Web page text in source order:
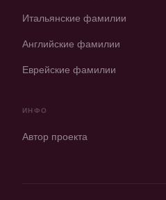
Итальянские фамилии
Английские фамилии
Еврейские фамилии
ИНФО
Автор проекта